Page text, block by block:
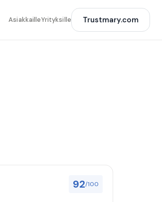
AsiakkailleYrityksille Trustmary.com
92/100